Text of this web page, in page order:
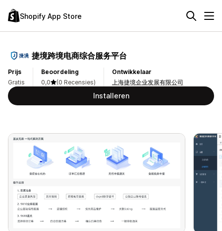
Shopify App Store
捷境跨境电商综合服务平台
Prijs
Gratis
Beoordeling
0,0
(0 Recensies)
Ontwikkelaar
上海捷境企业发展有限公司
Installeren